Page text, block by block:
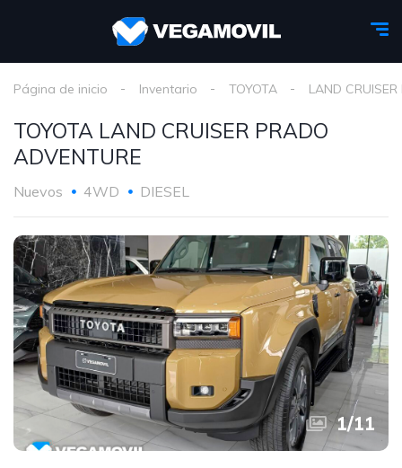
Página de inicio Inventario TOYOTA LAND
TOYOTA LAND CRUISER PRADO
ADVENTURE
Nuevos 4WD DIESEL
1/11